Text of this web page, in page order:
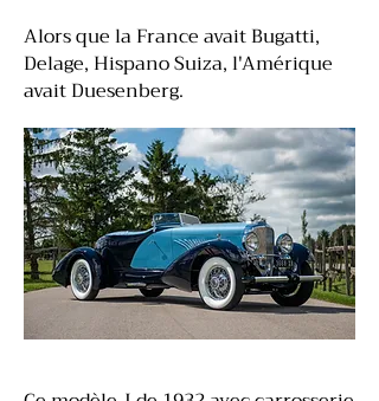
Alors que la France avait Bugatti,
Delage, Hispano Suiza, l'Amérique
avait Duesenberg.